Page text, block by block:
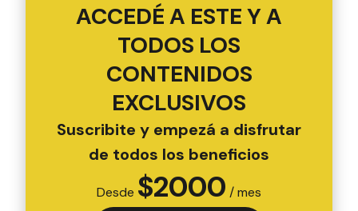
ACCEDÉ A ESTE Y A
TODOS LOS
CONTENIDOS
EXCLUSIVOS
Suscribite y empezá a disfrutar
de todos los beneficios
Desde $2000 / mes